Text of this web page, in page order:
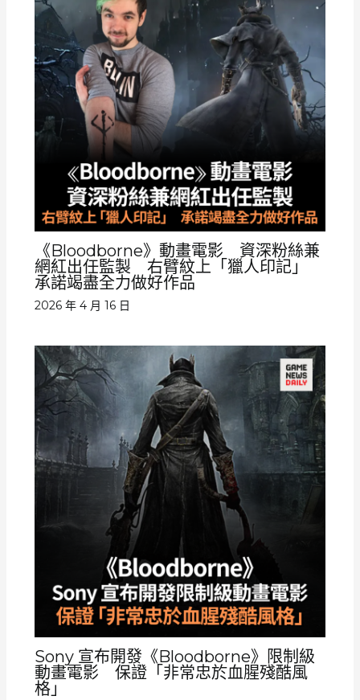
《Bloodborne》動畫電影 資深粉絲兼
網紅出任監製 右臂紋上「獵人印記」
承諾竭盡全力做好作品
2026 年 4 月 16 日
Sony 宣布開發《Bloodborne》限制級
動畫電影 保證「非常忠於血腥殘酷風
格」